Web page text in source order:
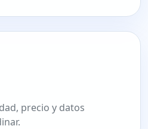
precio y datos